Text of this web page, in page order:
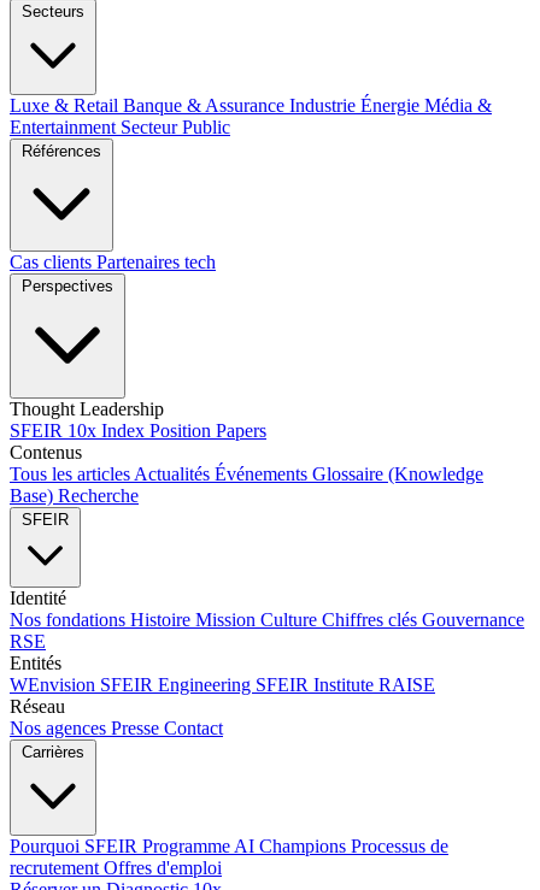
Secteurs
Luxe & Retail Banque & Assurance Industrie Énergie Média &
Entertainment Secteur Public
Références
Cas clients Partenaires tech
Perspectives
Thought Leadership
SFEIR 10x Index Position Papers
Contenus
Tous les articles Actualités Événements Glossaire (Knowledge
Base) Recherche
SFEIR
Identité
Nos fondations Histoire Mission Culture Chiffres clés Gouvernance
RSE
Entités
WEnvision SFEIR Engineering SFEIR Institute RAISE
Réseau
Nos agences Presse Contact
Carrières
Pourquoi SFEIR Programme AI Champions Processus de
recrutement Offres d'emploi